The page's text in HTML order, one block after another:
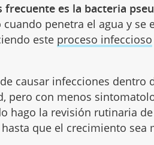
frecuente es la bacteria
penetra el agua y se
este proceso infeccioso
causar infecciones dentro
pero con menos
hago la revisión rutinaria
que el crecimiento sea